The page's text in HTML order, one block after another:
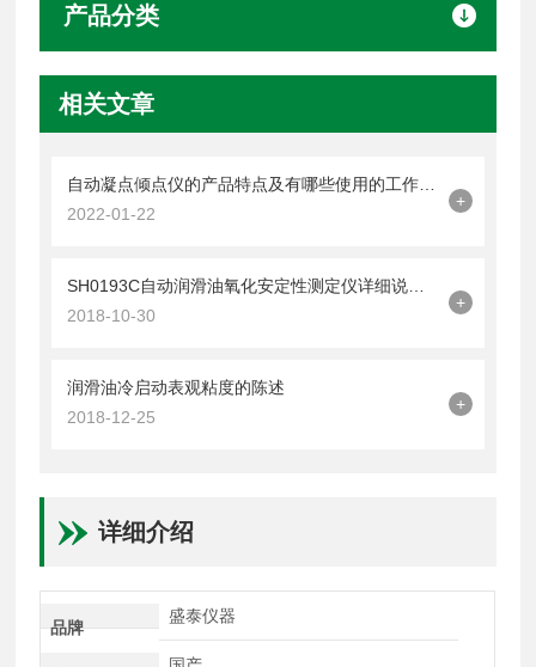
产品分类
相关文章
2022-01-22
+
2018-10-30
+
润滑油冷启动表观粘度的陈述
2018-12-25
+
详细介绍
品牌
盛泰仪器